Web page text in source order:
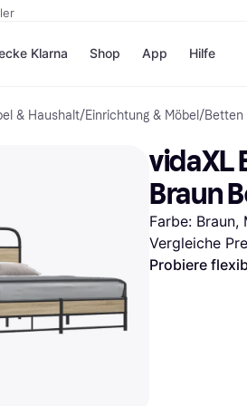
Klarna
Zahlungsmethoden
Sofort bezahlen
Bezahle in 3
Teilzahlungen
Bezahle in bis zu 30
Ratenzahlung
Shop
Shops
H&M
Temu
App Hilfe
& Haushalt/Einrichtung & Möbel /Betten
vidaXL
Braun
Farbe:
Vergleiche
Probiere